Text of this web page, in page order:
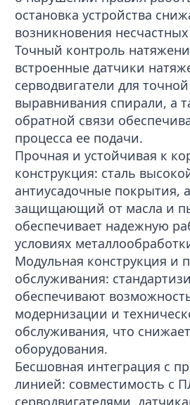
остановка устройства
возникновения несчастных
Точный контроль
встроенные датчики
серводвигатели для
выравнивания спирали, а
обратной связи
процесса ее подачи.
Прочная и устойчивая к
конструкция: сталь
антиусадочные покрытия,
защищающий от масла и
обеспечивает надежную
условиях
Модульная конструкция и
обслуживания:
обеспечивают
модернизации и
обслуживания, что
оборудования.
Бесшовная интеграция с
линией: совместимость с
серводвигателями,